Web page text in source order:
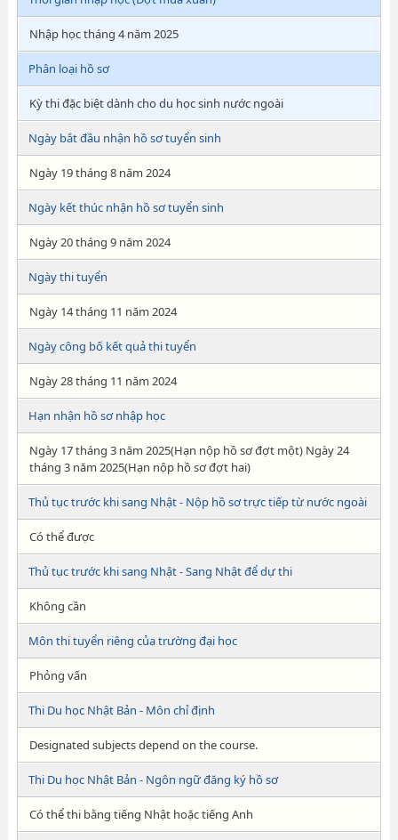
Nhập học tháng 4 năm 2025
Phân loại hồ sơ
Kỳ thi đặc biệt dành cho du học sinh nước ngoài
Ngày bắt đầu nhận hồ sơ tuyển sinh
Ngày 19 tháng 8 năm 2024
Ngày kết thúc nhận hồ sơ tuyển sinh
Ngày 20 tháng 9 năm 2024
Ngày thi tuyển
Ngày 14 tháng 11 năm 2024
Ngày công bố kết quả thi tuyển
Ngày 28 tháng 11 năm 2024
Hạn nhận hồ sơ nhập học
Ngày 17 tháng 3 năm 2025(Hạn nộp hồ sơ đợt một) Ngày 24
tháng 3 năm 2025(Hạn nộp hồ sơ đợt hai)
Thủ tục trước khi sang Nhật - Nộp hồ sơ trực tiếp từ nước ngoài
Có thể được
Thủ tục trước khi sang Nhật - Sang Nhật để dự thi
Không cần
Môn thi tuyển riêng của trường đại học
Phỏng vấn
Thi Du học Nhật Bản - Môn chỉ định
Designated subjects depend on the course.
Thi Du học Nhật Bản - Ngôn ngữ đăng ký hồ sơ
Có thể thi bằng tiếng Nhật hoặc tiếng Anh